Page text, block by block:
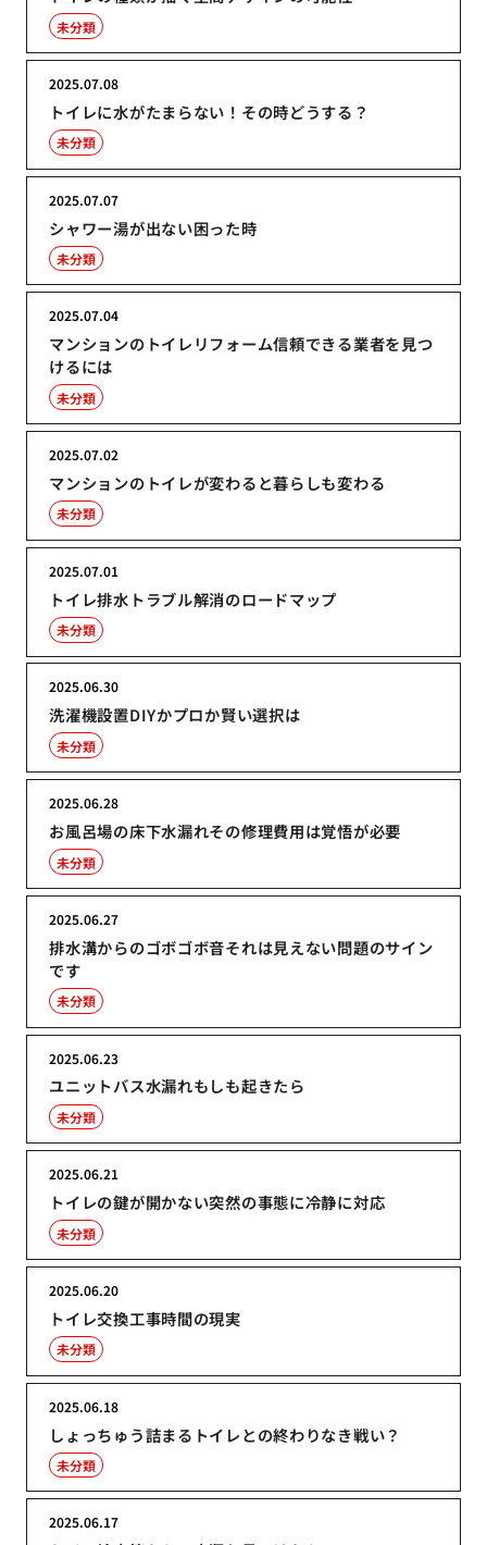
未分類
トイレに水がたまらない！その時どうする？
2025.07.08
未分類
シャワー湯が出ない困った時
2025.07.07
未分類
マンションのトイレリフォーム信頼できる業者を見つ
けるには
2025.07.04
未分類
マンションのトイレが変わると暮らしも変わる
2025.07.02
未分類
トイレ排水トラブル解消のロードマップ
2025.07.01
未分類
洗濯機設置DIYかプロか賢い選択は
2025.06.30
未分類
お風呂場の床下水漏れその修理費用は覚悟が必要
2025.06.28
未分類
排水溝からのゴボゴボ音それは見えない問題のサイン
です
2025.06.27
未分類
ユニットバス水漏れもしも起きたら
2025.06.23
未分類
トイレの鍵が開かない突然の事態に冷静に対応
2025.06.21
未分類
トイレ交換工事時間の現実
2025.06.20
未分類
しょっちゅう詰まるトイレとの終わりなき戦い？
2025.06.18
未分類
2025.06.17